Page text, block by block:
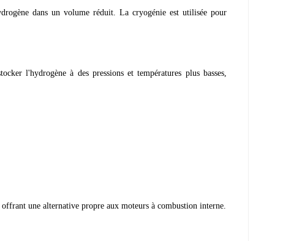
dans un volume réduit. La cryogénie est utilisée pour
l'hydrogène à des pressions et températures plus basses,
une alternative propre aux moteurs à combustion interne.